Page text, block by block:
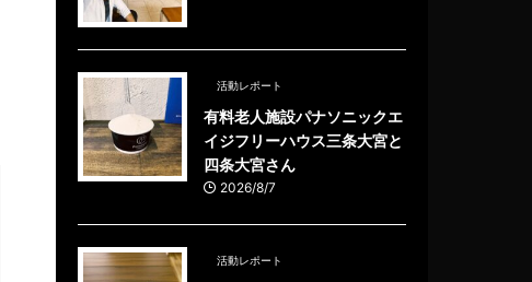
活動レポート
有料老人施設パナソニックエ
イジフリーハウス三条大宮と
四条大宮さん
2026/8/7
活動レポート